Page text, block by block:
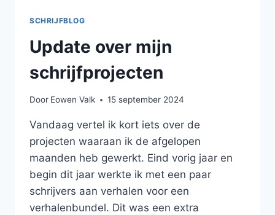
SCHRIJFBLOG
Update over mijn
schrijfprojecten
Door Eowen Valk 15 september 2024
Vandaag vertel ik kort iets over de
projecten waaraan ik de afgelopen
maanden heb gewerkt. Eind vorig jaar en
begin dit jaar werkte ik met een paar
schrijvers aan verhalen voor een
verhalenbundel. Dit was een extra